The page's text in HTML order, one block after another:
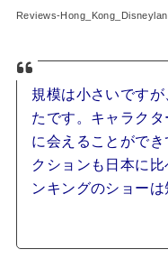
Reviews-
規模は小さいです
たです。キャラク
に会えることがで
クションも日本に
ンキングのショーは